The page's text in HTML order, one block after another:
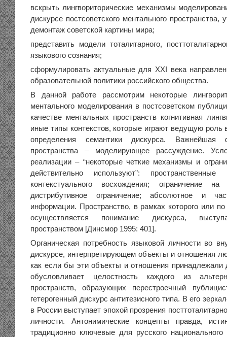
вскрыть лингвориторические механизмы
дискурсе постсоветского ментального пространства,
демонтаж советской картины мира;
представить модели тоталитарного,
языкового сознания;
сформулировать актуальные для XXI века
образовательной политики российского общества.
В данной работе рассмотрим некоторые
ментального моделирования в постсоветском
качестве ментальных пространств когнитивная
иные типы контекстов, которые играют ведущую роль
определения семантики дискурса. Важнейшая
пространства – моделирующее рассуждение.
реализации – “некоторые четкие механизмы и
действительно используют”: пространственные
контекстуального восхождения; ограничение
дистрибутивное ограничение; абсолютное и
информации. Пространство, в рамках которого или
осуществляется понимание дискурса,
пространством [Динсмор 1995: 401].
Органическая потребность языковой личности во
дискурсе, интерпретирующем объекты и отношения
как если бы эти объекты и отношения принадлежали
обусловливает целостность каждого из
пространств, образующих перестроечный
гетерогенный дискурс антитезисного типа. В его
в России выступает эпохой прозрения
личности. Антонимические концепты правда,
традиционно ключевые для русского